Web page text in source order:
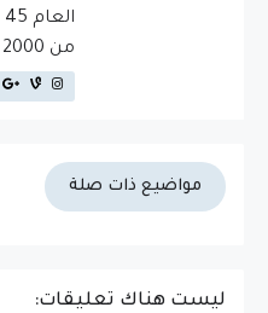
من 2000 عام في القدم.
مواضيع ذات صلة
ليست هناك تعليقات: